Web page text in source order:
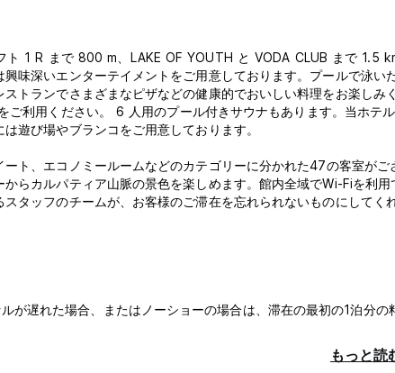
1 R まで 800 m、LAKE OF YOUTH と VODA CLUB まで 1.5
味深いエンターテイメントをご用意しております。プールで泳い
トランでさまざまなピザなどの健康的でおいしい料理をお楽しみ
利用ください。 6 人用のプール付きサウナもあります。当ホテ
遊び場やブランコをご用意しております。
ト、エコノミールームなどのカテゴリーに分かれた47の客室がご
らカルパティア山脈の景色を楽しめます。館内全域でWi-Fiを利用
タッフのチームが、お客様のご滞在を忘れられないものにしてく
遅れた場合、またはノーショーの場合は、滞在の最初の1泊分の
もっと読